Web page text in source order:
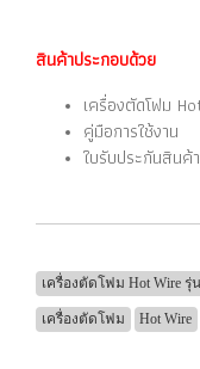
สินค้าประกอบด้วย
เครื่องตัดโฟม
คู่มือการใช้งาน
ใบรับประกันสินค้า
เครื่องตัดโฟม Hot Wire
เครื่องตัดโฟม Hot Wire